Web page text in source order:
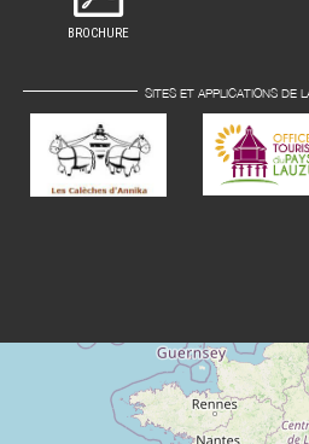
BROCHURE
SITES ET APPLICATIONS DE